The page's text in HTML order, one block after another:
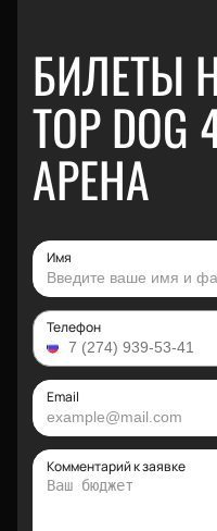
БИЛЕТЫ
TOP
АРЕНА
Имя
Телефон
Email
Комментарий к заявке